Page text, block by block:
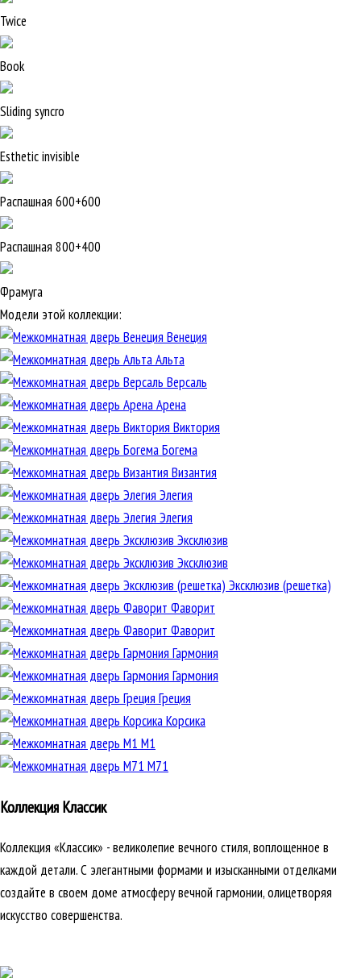
Twice
Book
Sliding syncro
Esthetic invisible
Распашная 600+600
Распашная 800+400
Фрамуга
Модели этой коллекции:
Венеция
Альта
Версаль
Арена
Виктория
Богема
Византия
Элегия
Элегия
Эксклюзив
Эксклюзив
Эксклюзив (решетка)
Фаворит
Фаворит
Гармония
Гармония
Греция
Корсика
М1
М71
Коллекция Классик
Коллекция «Классик» - великолепие вечного стиля, воплощенное в
каждой детали. С элегантными формами и изысканными отделками
создайте в своем доме атмосферу вечной гармонии, олицетворяя
искусство совершенства.